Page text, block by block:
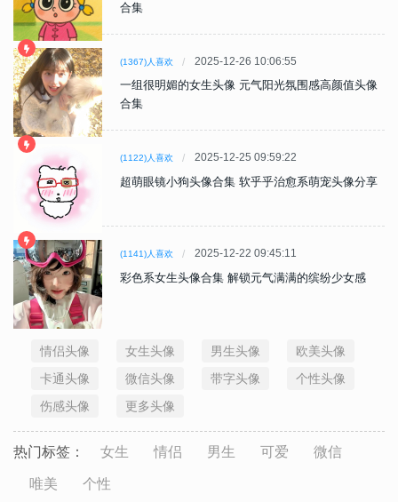
合集
(1367)人喜欢 2025-12-26 10:06:55
一组很明媚的女生头像 元气阳光氛围感高颜值头像
合集
(1122)人喜欢 2025-12-25 09:59:22
超萌眼镜小狗头像合集 软乎乎治愈系萌宠头像分享
(1141)人喜欢 2025-12-22 09:45:11
彩色系女生头像合集 解锁元气满满的缤纷少女感
情侣头像 女生头像 男生头像
欧美头像
卡通头像
微信头像 带字头像
个性头像
伤感头像
更多头像
热门标签： 女生 情侣 男生 可爱 微信
唯美 个性